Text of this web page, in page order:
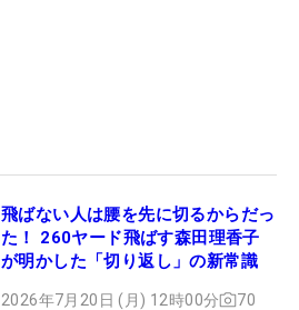
飛ばない人は腰を先に切るからだっ
た！ 260ヤード飛ばす森田理香子
が明かした「切り返し」の新常識
2026年7月20日 (月) 12時00分 70